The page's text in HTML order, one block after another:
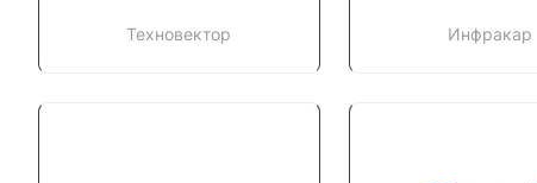
Техновектор Инфракар